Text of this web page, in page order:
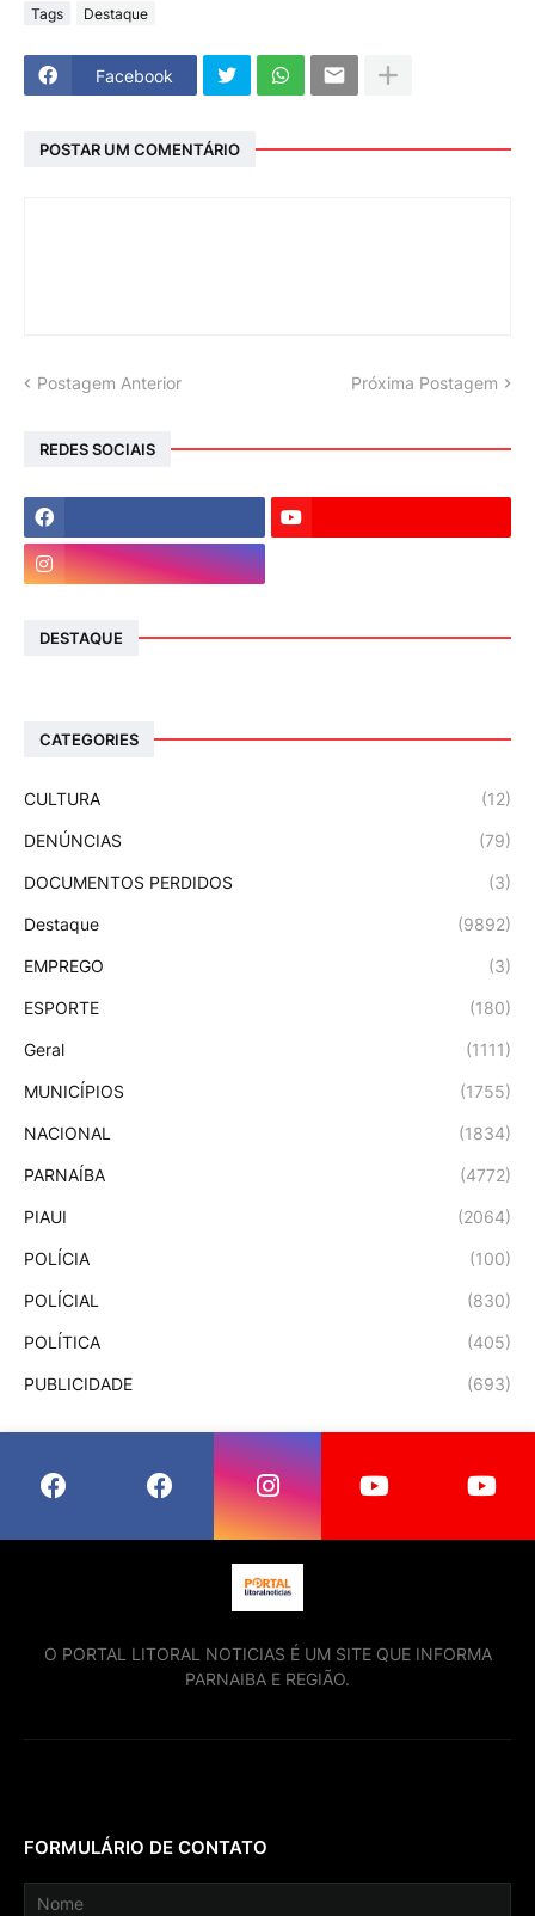
Tags Destaque
Facebook
POSTAR UM COMENTÁRIO
Postagem Anterior Próxima Postagem
REDES SOCIAIS
DESTAQUE
CATEGORIES
CULTURA (12)
DENÚNCIAS (79)
DOCUMENTOS PERDIDOS (3)
Destaque (9892)
EMPREGO (3)
ESPORTE (180)
Geral (1111)
MUNICÍPIOS (1755)
NACIONAL (1834)
PARNAÍBA (4772)
PIAUI (2064)
POLÍCIA (100)
POLÍCIAL (830)
POLÍTICA (405)
PUBLICIDADE (693)
O PORTAL LITORAL NOTICIAS É UM SITE QUE INFORMA
PARNAIBA E REGIÃO.
FORMULÁRIO DE CONTATO